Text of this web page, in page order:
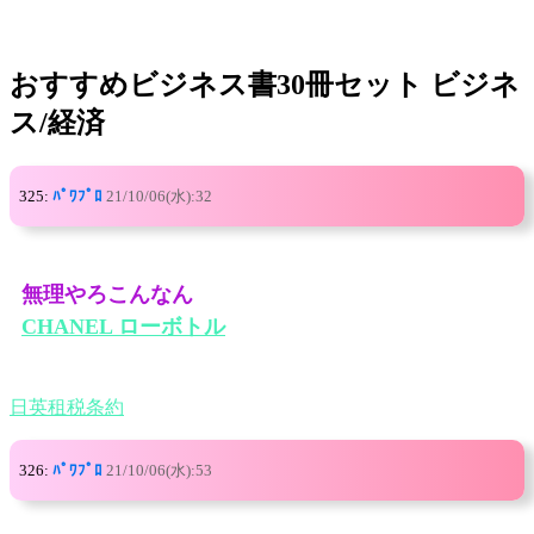
おすすめビジネス書30冊セット ビジネ
ス/経済
325: ﾊﾟﾜﾌﾟﾛ 21/10/06(水):32
無理やろこんなん
CHANEL ローボトル
日英租税条約
326: ﾊﾟﾜﾌﾟﾛ 21/10/06(水):53